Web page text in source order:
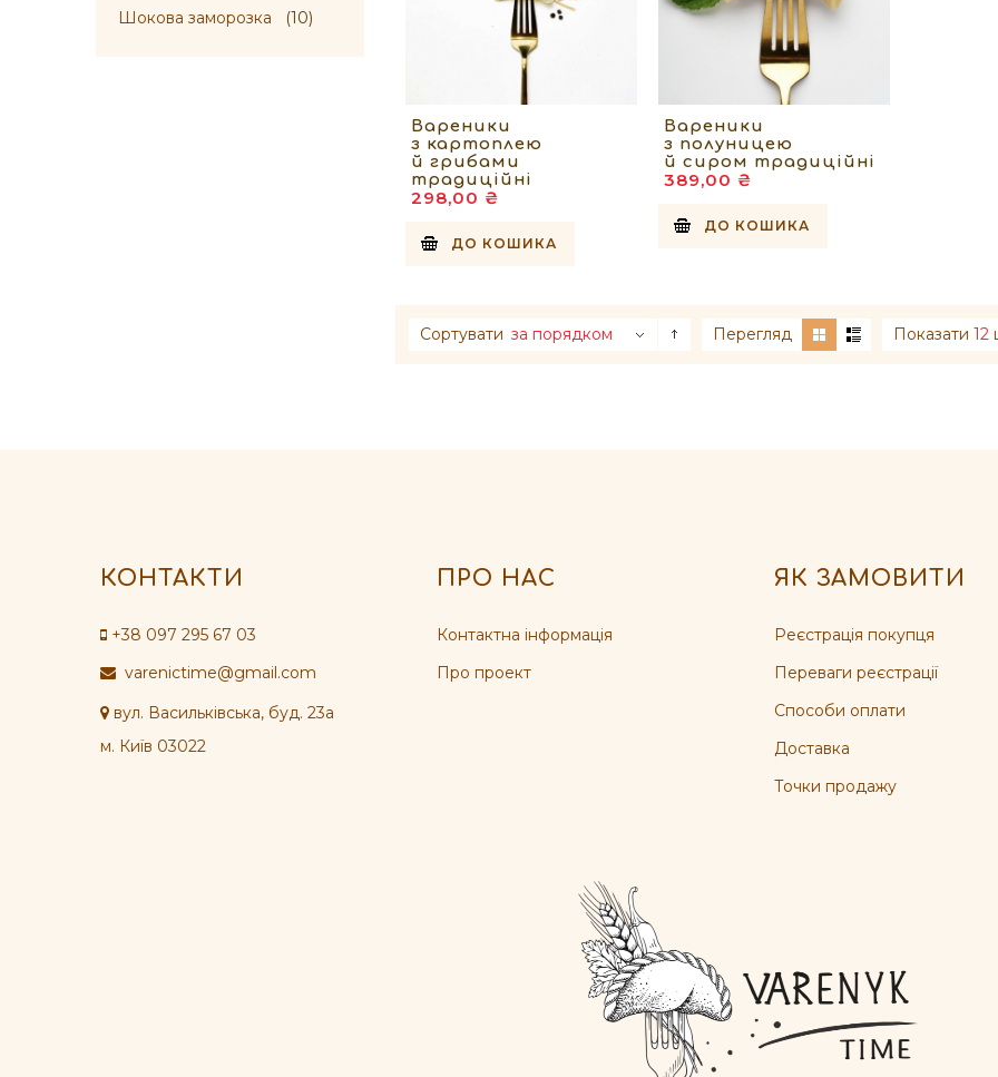
Вареники
з картоплею
й грибами
традиційні
298,00 ₴
ДО КОШИКА
Вареники
з полуницею
й сиром традиційні
389,00 ₴
ДО КОШИКА
Сортувати за порядком Перегляд Показати 12
Шокова заморозка (10)
КОНТАКТИ
+38 097 295 67 03
varenictime@gmail.com
вул. Васильківська, буд. 23а
м. Київ 03022
ПРО НАС
Контактна інформація
Про проект
ЯК ЗАМОВИТИ
Реєстрація покупця
Переваги реєстрації
Способи оплати
Доставка
Точки продажу